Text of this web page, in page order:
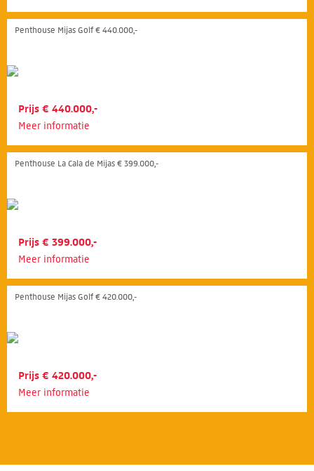
Penthouse Mijas Golf € 440.000,-
Prijs € 440.000,-
Meer informatie
Penthouse La Cala de Mijas € 399.000,-
Prijs € 399.000,-
Meer informatie
Penthouse Mijas Golf € 420.000,-
Prijs € 420.000,-
Meer informatie